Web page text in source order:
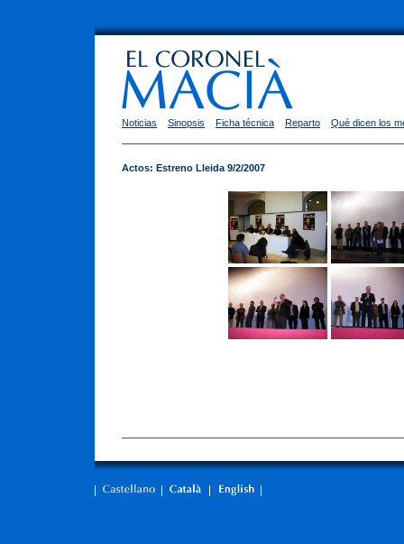
Noticias Sinopsis Ficha técnica Reparto Qué dicen los
Actos: Estreno Lleida 9/2/2007